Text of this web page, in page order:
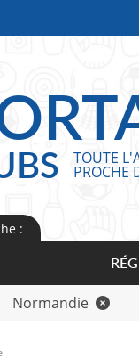
:
Normandie
TOUTE
PROCHE